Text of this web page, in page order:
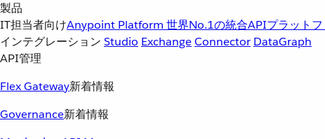
製品
IT担当者向けAnypoint Platform 世界No.1の統合APIプラットフ
インテグレーション Studio ExchangeConnector DataGraph
API管理
Flex Gateway新着情報
Governance新着情報